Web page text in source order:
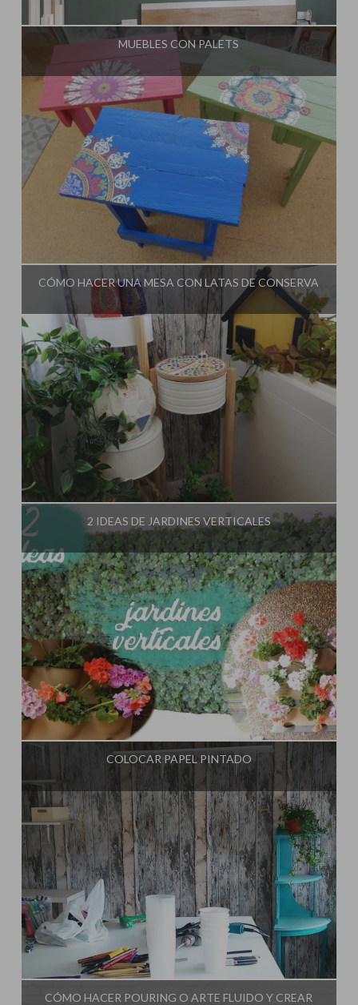
Influencer:El Taller de Ire
MUEBLES CON PALETS
Influencer:El Taller de Ire
CÓMO HACER UNA MESA CON LATAS DE CONSERVA
Influencer: El Taller de Ire
2 IDEAS DE JARDINES VERTICALES
Influencer: El Taller de Ire
COLOCAR PAPEL PINTADO
Influencer: El Taller de Ire
CÓMO HACER POURING O ARTE FLUIDO Y CREAR